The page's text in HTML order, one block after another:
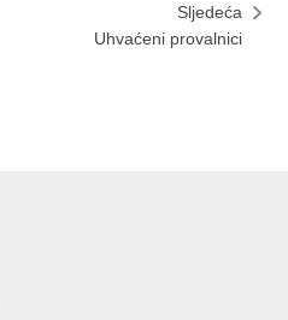
Sljedeća
Uhvaćeni provalnici